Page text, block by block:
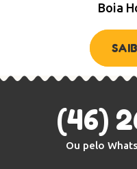
Boia
(46)
Ou pelo